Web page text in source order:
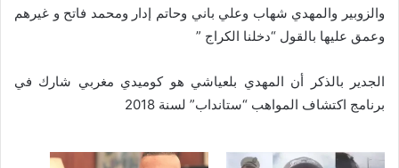
والزوبير والمهدي شهاب وعلي باني وحاتم إدار ومحمد فاتح و غيرهم
وعمق عليها بالقول “دخلنا الكراج ”
الجدير بالذكر أن المهدي بلعياشي هو كوميدي مغربي شارك في
برنامج اكتشاف المواهب “ستانداب” لسنة 2018